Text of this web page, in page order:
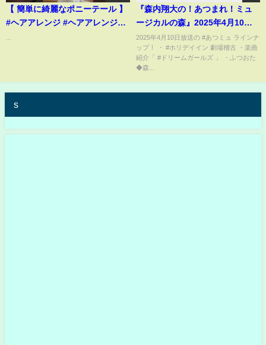
【 簡単に綺麗なポニーテール 】
#ヘアアレンジ #ヘアアレンジ動
『森内翔大の！あつまれ！ミュ
ージカルの森』2025年4月10日
O.A.
2025年4月10日放送の #あつミュ ラインナ
ップ！ ・ #ホリデイイン 劇場稽古 ・楽曲
紹介「 #ドリームガールズ 」 ・ふつおた
◆森...
s